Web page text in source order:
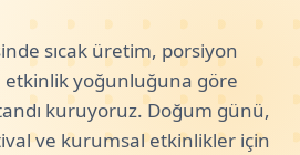
sıcak üretim, porsiyon
etkinlik yoğunluğuna göre
kuruyoruz. Doğum günü,
ve kurumsal etkinlikler için